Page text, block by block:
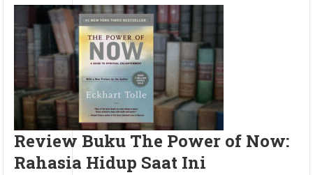
Review Buku The Power of Now:
Rahasia Hidup Saat Ini